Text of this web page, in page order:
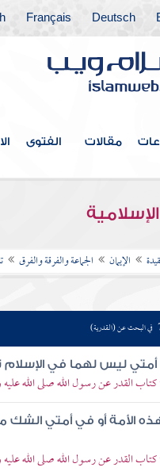
Deutsch
Français
مقالات الفتوى
الإيمان الجماعة والفرقة والفرق
في البحث عن (القدرية)
ليس لهما في الإسلام
القدر عن رسول الله صلى الله
الأمة أو في أمتي
القدر عن رسول الله صلى الله